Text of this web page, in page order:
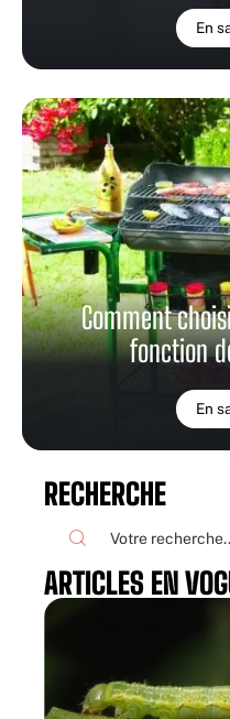
En
Comment
fonction
En
RECHERCHE
ARTICLES EN